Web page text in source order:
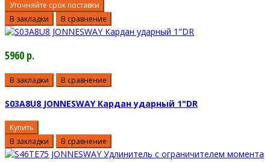
Уточняйте срок поставки
В закладки
В сравнение
5960 р.
В закладки В сравнение
S03A8U8 JONNESWAY Кардан ударный 1"DR
Купить
В закладки
В сравнение